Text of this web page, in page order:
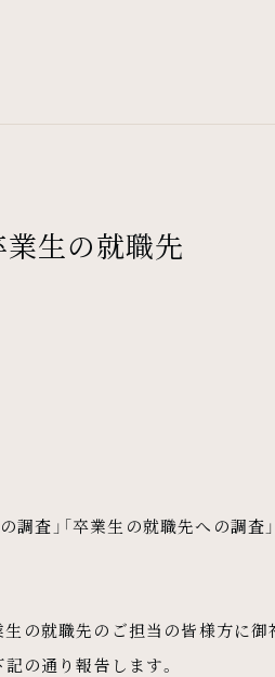
業生の就職先
査」「卒業生の就職先への調査
の就職先のご担当の皆様方に御
の通り報告します。